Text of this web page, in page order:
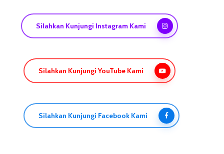
Silahkan Kunjungi Instagram Kami
Silahkan Kunjungi YouTube Kami
Silahkan Kunjungi Facebook Kami